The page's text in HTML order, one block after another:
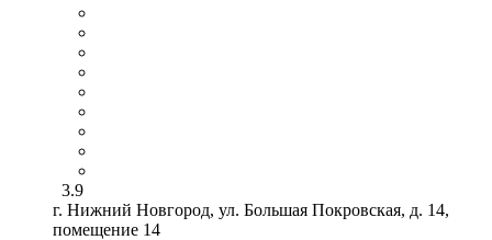
3.9
г. Нижний Новгород, ул. Большая Покровская, д. 14,
помещение 14